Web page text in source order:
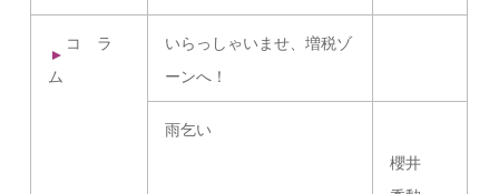
コ ラ
ム
いらっしゃいませ、増税ゾ
ーンへ！
雨乞い
櫻井